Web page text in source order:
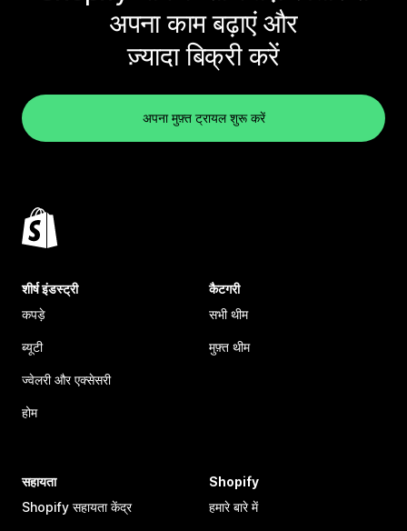
अपना काम बढ़ाएं और
ज़्यादा बिक्री करें
अपना मुफ़्त ट्रायल शुरू करें
शीर्ष इंडस्ट्री
कपड़े
ब्यूटी
ज्वेलरी और एक्सेसरी
होम
कैटगरी
सभी थीम
मुफ़्त थीम
सहायता
Shopify सहायता केंद्र
Shopify
हमारे बारे में